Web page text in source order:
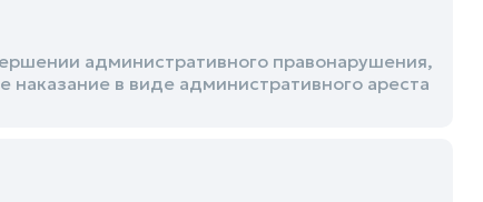
административного правонарушения,
в виде административного ареста